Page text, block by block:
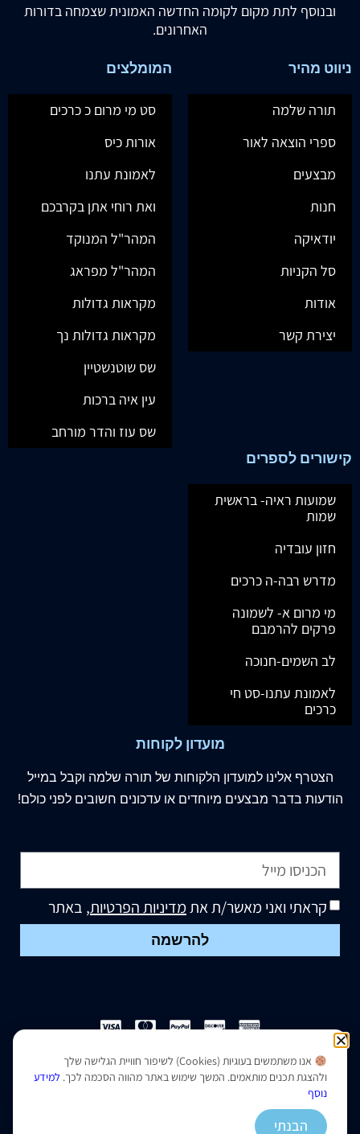
ובנוסף לתת מקום לקומה החדשה האמונית שצמחה בדורות
האחרונים.
ניווט מהיר
תורה שלמה
ספרי הוצאה לאור
מבצעים
חנות
יודאיקה
סל הקניות
אודות
יצירת קשר
המומלצים
סט מי מרום כ כרכים
אורות כיס
לאמונת עתנו
ואת רוחי אתן בקרבכם
המהר"ל המנוקד
המהר"ל מפראג
מקראות גדולות
מקראות גדולות נך
שס שוטנשטיין
עין איה ברכות
שס עוז והדר מורחב
קישורים לספרים
שמועות ראיה- בראשית
שמות
חזון עובדיה
מדרש רבה-ה כרכים
מי מרום א- לשמונה
פרקים להרמבם
לב השמים-חנוכה
לאמונת עתנו-סט חי
כרכים
מועדון לקוחות
הצטרף אלינו למועדון הלקוחות של תורה שלמה וקבל במייל
הודעות בדבר מבצעים מיוחדים או עדכונים חשובים לפני כולם!
קראתי ואני מאשר/ת אתמדיניות הפרטיות, באתר
להרשמה
הצהרת נגישות|מדיניות פרטיות
נבנה ועוצב על ידי –
אנו משתמשים בעוגיות (Cookies) לשיפור חוויית הגלישה שלך
ולהצגת תכנים מותאמים. המשך שימוש באתר מהווה הסכמה לכך. למידע
נוסף
הבנתי